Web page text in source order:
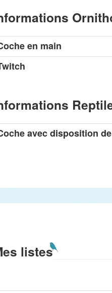
en main
avec disposition
listes